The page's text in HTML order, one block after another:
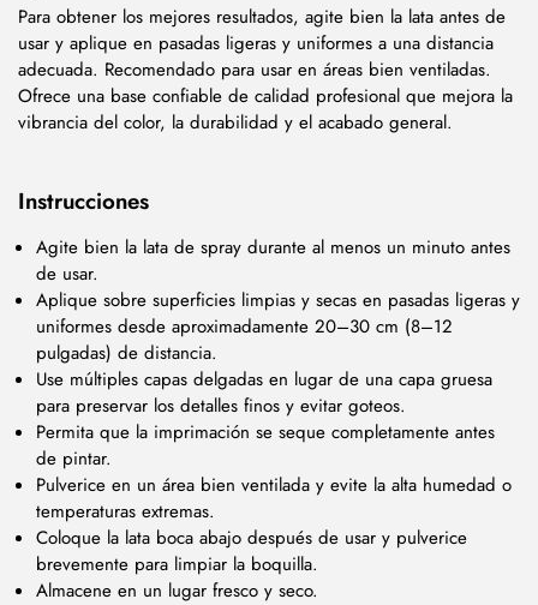
Para obtener los mejores resultados, agite bien la lata antes de
usar y aplique en pasadas ligeras y uniformes a una distancia
adecuada. Recomendado para usar en áreas bien ventiladas.
Ofrece una base confiable de calidad profesional que mejora la
vibrancia del color, la durabilidad y el acabado general.
Instrucciones
Agite bien la lata de spray durante al menos un minuto antes
de usar.
Aplique sobre superficies limpias y secas en pasadas ligeras y
uniformes desde aproximadamente 20–30 cm (8–12
pulgadas) de distancia.
Use múltiples capas delgadas en lugar de una capa gruesa
para preservar los detalles finos y evitar goteos.
Permita que la imprimación se seque completamente antes
de pintar.
Pulverice en un área bien ventilada y evite la alta humedad o
temperaturas extremas.
Coloque la lata boca abajo después de usar y pulverice
brevemente para limpiar la boquilla.
Almacene en un lugar fresco y seco.